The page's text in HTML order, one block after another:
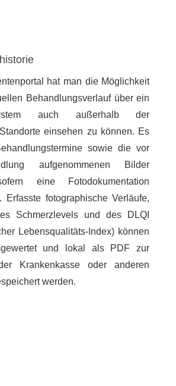
hat man die Möglichkeit
Behandlungsverlauf über ein
auch außerhalb der
einsehen zu können. Es
sowie die vor
aufgenommenen Bilder
eine Fotodokumentation
Erfasste fotographische Verläufe,
Schmerzlevels und des DLQI
Lebensqualitäts-Index) können
und lokal als PDF zur
Krankenkasse oder anderen
werden.